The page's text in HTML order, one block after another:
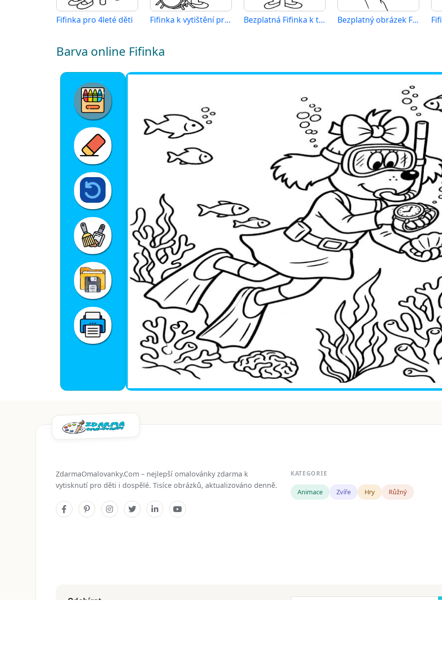
Fifinka pro 4leté děti Fifinka k vytištění pro děti Bezplatná Fifinka k tisku Bezplatný obrázek Fifinky
Barva online Fifinka
ZdarmaOmalovanky.Com – nejlepší omalovánky zdarma k
vytisknutí pro děti i dospělé. Tisíce obrázků, aktualizováno denně.
KATEGORIE
Animace Zvíře Hry Růžný
Odebírat